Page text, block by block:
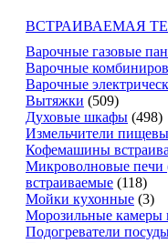
ВСТРАИВАЕМАЯ
Варочные газовые
Варочные
Варочные
Вытяжки (509)
Духовые шкафы (498)
Измельчители
Кофемашины
Микроволновые
встраиваемые (118)
Мойки кухонные (3)
Морозильные камеры
Подогреватели